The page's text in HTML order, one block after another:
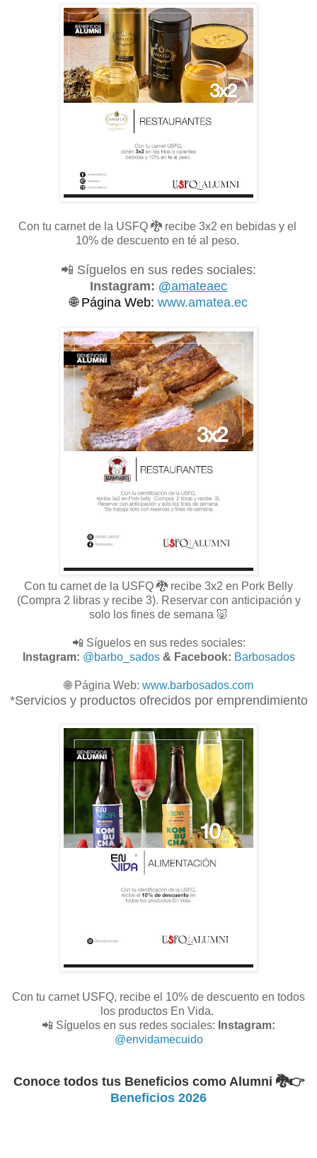
Con tu carnet de la USFQ 🐉 recibe 3x2 en bebidas y el
10% de descuento en té al peso.
📲 Síguelos en sus redes sociales:
Instagram: @amateaec
🌐 Página Web: www.amatea.ec
Con tu carnet de la USFQ 🐉 recibe 3x2 en Pork Belly
(Compra 2 libras y recibe 3). Reservar con anticipación y
solo los fines de semana 🐷
📲 Síguelos en sus redes sociales:
Instagram: @barbo_sados& Facebook: Barbosados
🌐 Página Web: www.barbosados.com
*Servicios y productos ofrecidos por emprendimiento
Con tu carnet USFQ, recibe el 10% de descuento en todos
los productos En Vida.
📲 Síguelos en sus redes sociales: Instagram:
@envidamecuido
Conoce todos tus Beneficios como Alumni 🐉👉
Beneficios 2026